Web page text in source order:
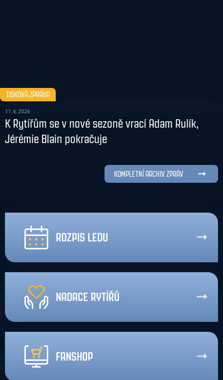
TISKOVÁ ZPRÁVA
11. 6. 2026
K Rytířům se v nové sezoně vrací Adam Rulík,
Jérémie Blain pokračuje
KOMPLETNÍ ARCHIV ZPRÁV
ROZPIS LEDU
NADACE RYTÍŘŮ
FANSHOP